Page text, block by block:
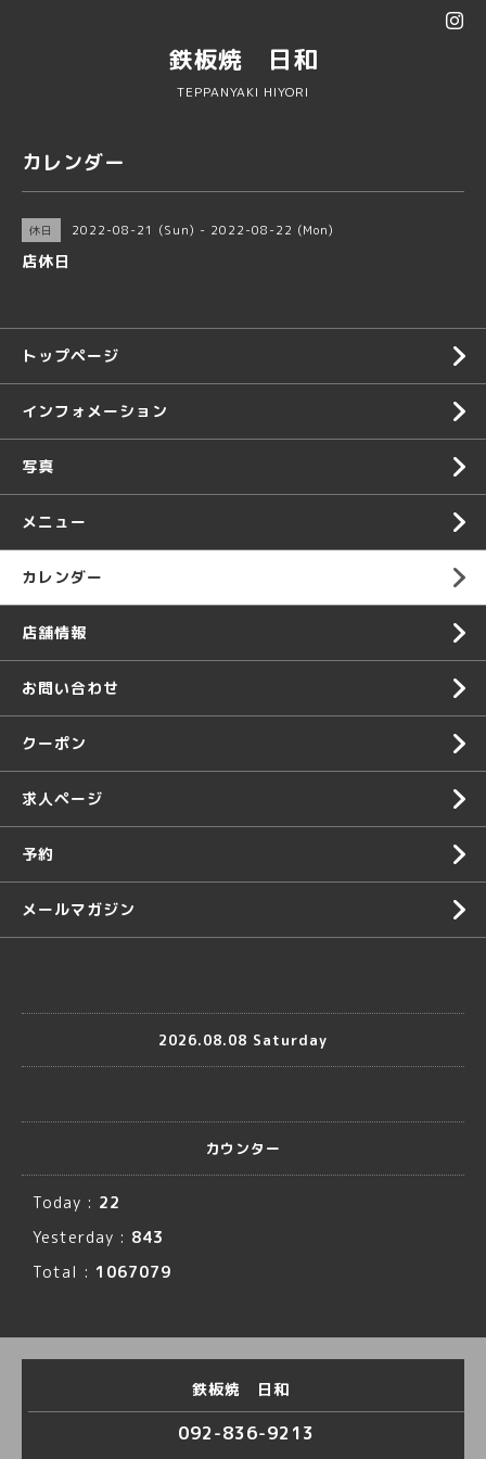
鉄板焼 日和
TEPPANYAKI HIYORI
カレンダー
休日 2022-08-21 (Sun) - 2022-08-22 (Mon)
店休日
トップページ
インフォメーション
写真
メニュー
カレンダー
店舗情報
お問い合わせ
クーポン
求人ページ
予約
メールマガジン
2026.08.08 Saturday
カウンター
Today : 22
Yesterday : 843
Total : 1067079
鉄板焼 日和
092-836-9213